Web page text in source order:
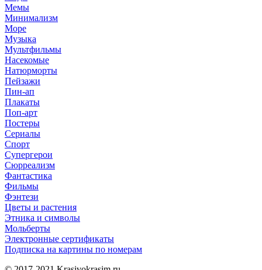
Мемы
Минимализм
Море
Музыка
Мультфильмы
Насекомые
Натюрморты
Пейзажи
Пин-ап
Плакаты
Поп-арт
Постеры
Сериалы
Спорт
Супергерои
Сюрреализм
Фантастика
Фильмы
Фэнтези
Цветы и растения
Этника и символы
Мольберты
Электронные сертификаты
Подписка на картины по номерам